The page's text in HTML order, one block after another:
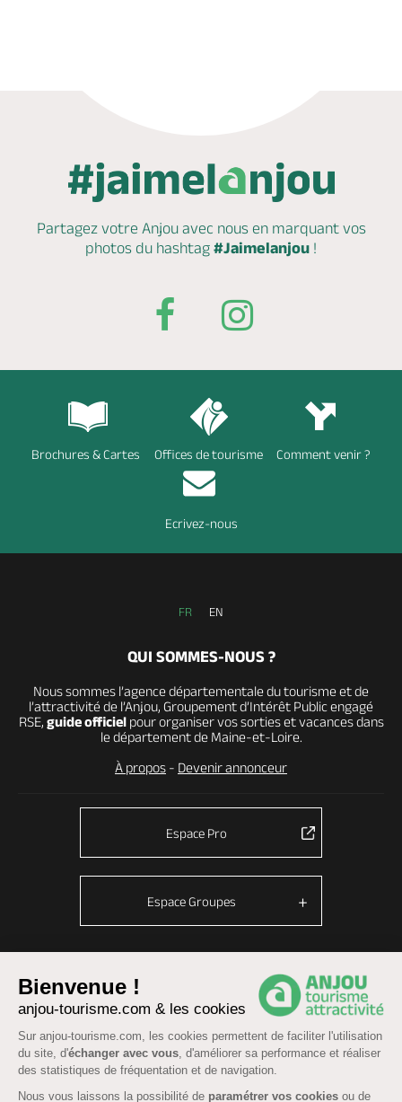
Bienvenue !
anjou-tourisme.com & les cookies
Sur anjou-tourisme.com, les cookies permettent de faciliter l'utilisation
du site, d'échanger avec vous, d'améliorer sa performance et réaliser
des statistiques de fréquentation et de navigation.
Nous vous laissons la possibilité de paramétrer vos cookies ou de
Partagez votre Anjou avec nous en marquantvos
photos du hashtag #Jaimelanjou !
Brochures & Cartes Offices de tourisme Comment venir ?
Ecrivez-nous
FR EN
QUI SOMMES-NOUS ?
Nous sommes l’agence départementale du tourisme et de
l’attractivité de l’Anjou, Groupement d’Intérêt Public engagé
RSE, guide officielpour organiser vos sorties et vacances dans
le département de Maine-et-Loire.
À propos - Devenir annonceur
Espace Pro
Espace Groupes
© Anjou tourisme 2026 - Fonctionnement du site
Mentions légales-Données personnelles-Cookies
CGU Réservation-Accessibilité : partiellement conforme